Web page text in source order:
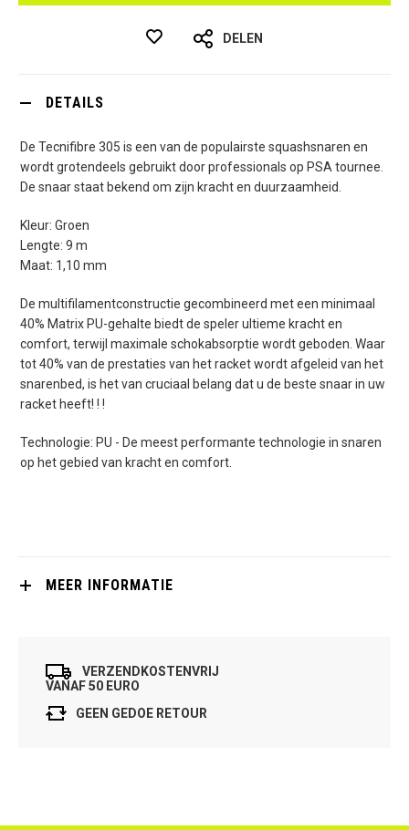
DELEN
DETAILS
De Tecnifibre 305 is een van de populairste squashsnaren en
wordt grotendeels gebruikt door professionals op PSA tournee.
De snaar staat bekend om zijn kracht en duurzaamheid.
Kleur: Groen
Lengte: 9 m
Maat: 1,10 mm
De multifilamentconstructie gecombineerd met een minimaal
40% Matrix PU-gehalte biedt de speler ultieme kracht en
comfort, terwijl maximale schokabsorptie wordt geboden. Waar
tot 40% van de prestaties van het racket wordt afgeleid van het
snarenbed, is het van cruciaal belang dat u de beste snaar in uw
racket heeft! ! !
Technologie: PU - De meest performante technologie in snaren
op het gebied van kracht en comfort.
MEER INFORMATIE
VERZENDKOSTENVRIJ
VANAF 50 EURO
GEEN GEDOE RETOUR